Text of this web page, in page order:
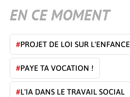
EN CE MOMENT
#PROJET DE LOI SUR L'ENFANCE
#PAYE TA VOCATION !
#L'IA DANS LE TRAVAIL SOCIAL